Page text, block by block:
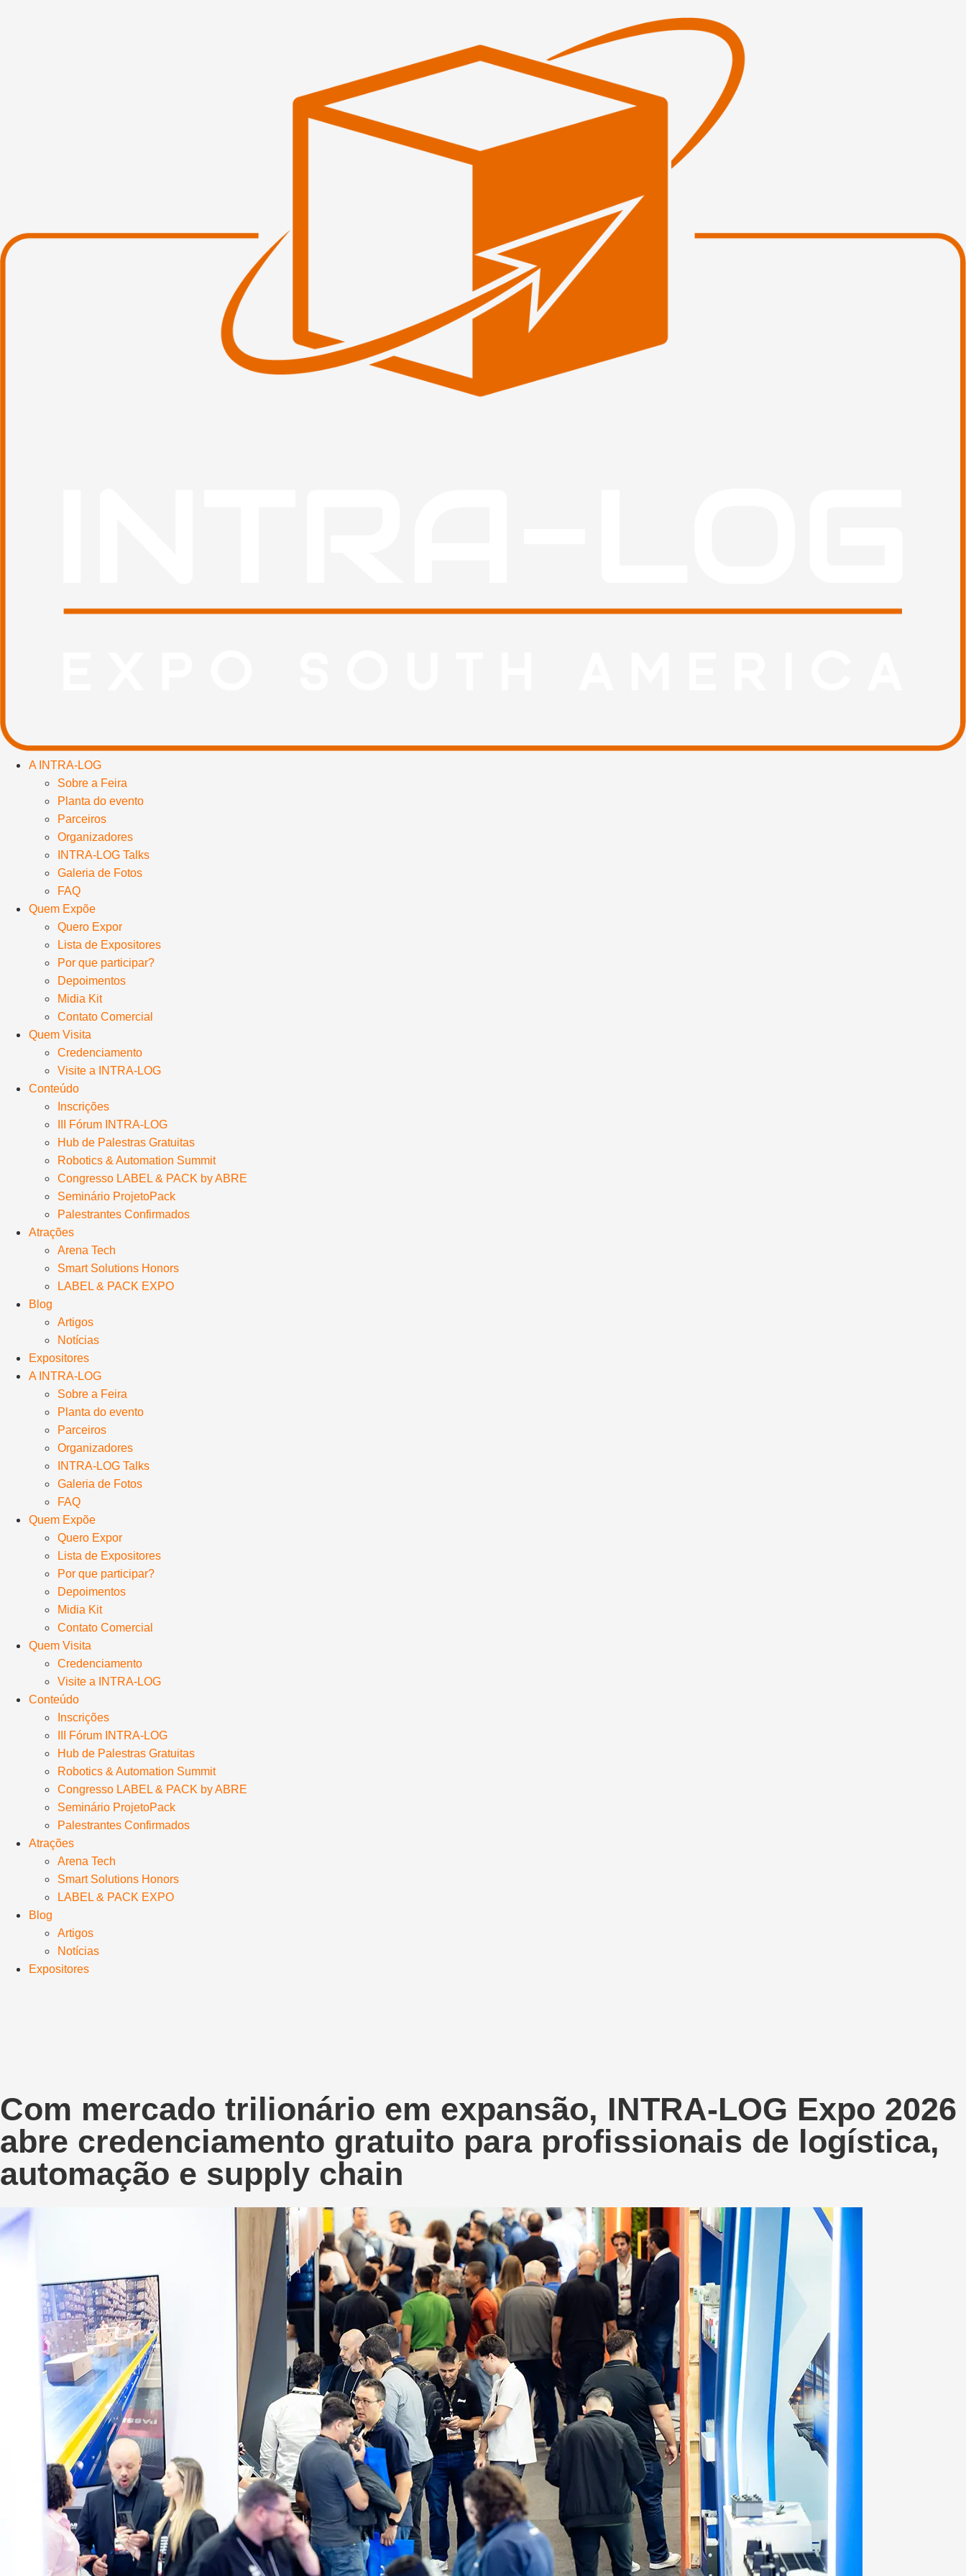
A INTRA-LOG
Sobre a Feira
Planta do evento
Parceiros
Organizadores
INTRA-LOG Talks
Galeria de Fotos
FAQ
Quem Expõe
Quero Expor
Lista de Expositores
Por que participar?
Depoimentos
Midia Kit
Contato Comercial
Quem Visita
Credenciamento
Visite a INTRA-LOG
Conteúdo
Inscrições
III Fórum INTRA-LOG
Hub de Palestras Gratuitas
Robotics & Automation Summit
Congresso LABEL & PACK by ABRE
Seminário ProjetoPack
Palestrantes Confirmados
Atrações
Arena Tech
Smart Solutions Honors
LABEL & PACK EXPO
Blog
Artigos
Notícias
Expositores
A INTRA-LOG
Sobre a Feira
Planta do evento
Parceiros
Organizadores
INTRA-LOG Talks
Galeria de Fotos
FAQ
Quem Expõe
Quero Expor
Lista de Expositores
Por que participar?
Depoimentos
Midia Kit
Contato Comercial
Quem Visita
Credenciamento
Visite a INTRA-LOG
Conteúdo
Inscrições
III Fórum INTRA-LOG
Hub de Palestras Gratuitas
Robotics & Automation Summit
Congresso LABEL & PACK by ABRE
Seminário ProjetoPack
Palestrantes Confirmados
Atrações
Arena Tech
Smart Solutions Honors
LABEL & PACK EXPO
Blog
Artigos
Notícias
Expositores
Com mercado trilionário em expansão, INTRA-LOG Expo 2026
abre credenciamento gratuito para profissionais de logística,
automação e supply chain